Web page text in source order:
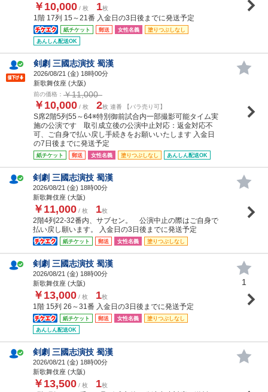
￥10,000 / 枚 1枚
1階 17列 15～21番 入金日の3日後までに発送予定
紙チケット 郵送 女性名義
塗りつぶしなし
あんしん配送OK
剣劇 三國志演技 蜀漢
2026/08/21 (金) 18時00分
新歌舞伎座 (大阪)
前の価格： ￥11,000
￥10,000 / 枚 2枚 連番 【バラ売り可】
S席2階5列55～64※特別御前試合内一部撮影可能タイム実
施の公演です 取引成立後の公演中止対応：返金対応不
可、ご自身で払い戻し手続きをお願いいたします 入金日
の7日後までに発送予定
紙チケット 郵送 女性名義 塗りつぶしなし あんしん配送OK
剣劇 三國志演技 蜀漢
2026/08/21 (金) 18時00分
新歌舞伎座 (大阪)
￥11,000 / 枚 1枚
2階4列22-32番内、サブセン。 公演中止の際はご自身で
払い戻し願います。 入金日の3日後までに発送予定
紙チケット 郵送 女性名義 塗りつぶしなし
剣劇 三國志演技 蜀漢
2026/08/21 (金) 18時00分
新歌舞伎座 (大阪)
￥13,000 / 枚 1枚
1階 15列 26～31番 入金日の3日後までに発送予定
紙チケット 郵送 女性名義
塗りつぶしなし
あんしん配送OK
1
剣劇 三國志演技 蜀漢
2026/08/21 (金) 18時00分
新歌舞伎座 (大阪)
￥13,500 / 枚 1枚